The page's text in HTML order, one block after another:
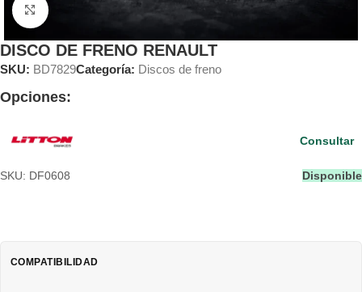
Clic para ampliar
DISCO DE FRENO RENAULT
SKU: BD7829Categoría: Discos de freno
Opciones:
SKU: DF0608 Disponible
Consultar
COMPATIBILIDAD